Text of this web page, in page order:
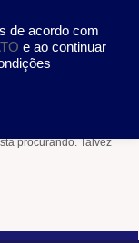
procurando. Talvez
de acordo com
e ao continuar